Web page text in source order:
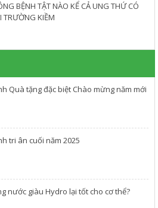
BỆNH TẬT NÀO KỂ CẢ UNG THỨ CÓ
TRƯỜNG KIỀM
Quà tặng đặc biệt Chào mừng năm mới
tri ân cuối năm 2025
nước giàu Hydro lại tốt cho cơ thể?